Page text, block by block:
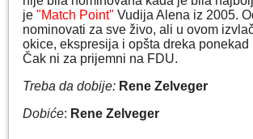
je "Match Point" Vudija Alena iz 2005.
nominovati za sve živo, ali u ovom
okice, ekspresija i opšta dreka ponekad
Čak ni za prijemni na FDU.
Treba da dobije: Rene Zelveger
Dobiće: Rene Zelveger